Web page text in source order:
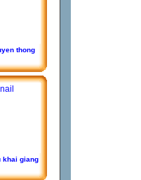
thong
khai giang